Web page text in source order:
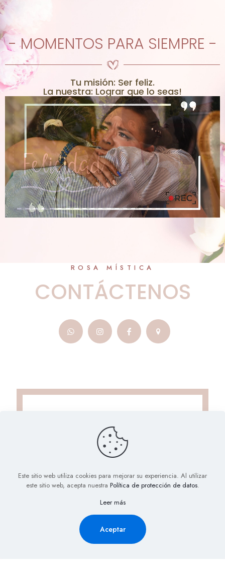
- MOMENTOS PARA SIEMPRE -
Tu misión: Ser feliz.
La nuestra: Lograr que lo seas!
ROSA MÍSTICA
CONTÁCTENOS
Solicita Información aquí y
recibe la cotización de tu
evento al Instante
Este sitio web utiliza cookies para mejorar su experiencia. Al utilizar
este sitio web, acepta nuestra Política de protección de datos.
Leer más
Aceptar